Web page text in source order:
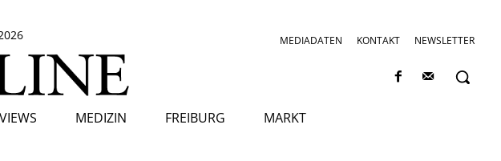
MEDIADATEN KONTAKT NEWSLETTER
MEDIZIN FREIBURG MARKT